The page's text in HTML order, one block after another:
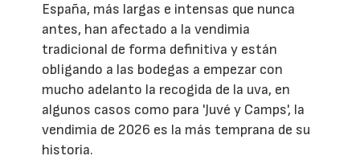
España, más largas e intensas que nunca
antes, han afectado a la vendimia
tradicional de forma definitiva y están
obligando a las bodegas a empezar con
mucho adelanto la recogida de la uva, en
algunos casos como para 'Juvé y Camps', la
vendimia de 2026 es la más temprana de su
historia.